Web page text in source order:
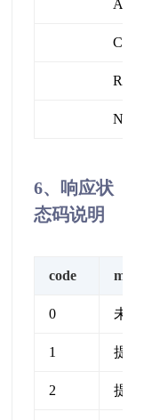
6、响应状
态码说明
code msg
0 未
1 提
2 提